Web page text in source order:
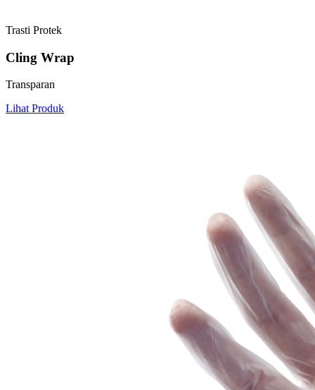
Trasti Protek
Cling Wrap
Transparan
Lihat Produk